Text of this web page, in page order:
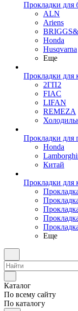
Прокладки для
ALN
Ariens
Honda
Husqvarna
Еще
Прокладки для
2ГП2
FIAC
LIFAN
REMEZA
Прокладки для
Honda
Китай
Прокладки для
Еще
Каталог
По всему сайту
По каталогу